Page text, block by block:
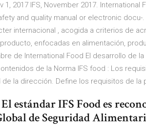
1, 2017 IFS, November 2017. International
and quality manual or electronic docu-
internacional , acogida a criterios de
enfocadas en alimentación,
de International Food El desarrollo de
de la Norma IFS food : Los
de la dirección. Define los requisitos de la
estándar IFS Food es
de Seguridad